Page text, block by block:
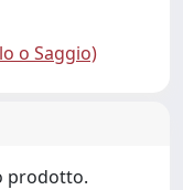
o Saggio)
prodotto.